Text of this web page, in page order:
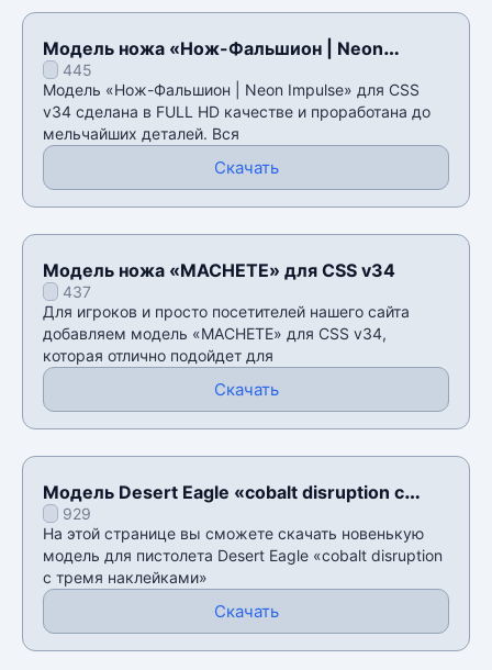
Модель ножа «Нож-Фальшион | Neon
Impulse» для CSS v34
445
Модель «Нож-Фальшион | Neon Impulse» для CSS
v34 сделана в FULL HD качестве и проработана до
мельчайших деталей. Вся
Скачать
Модель ножа «MACHETE» для CSS v34
437
Для игроков и просто посетителей нашего сайта
добавляем модель «MACHETE» для CSS v34,
которая отлично подойдет для
Скачать
Модель Desert Eagle «cobalt disruption с
тремя наклейками» для CSS v34
929
На этой странице вы сможете скачать новенькую
модель для пистолета Desert Eagle «cobalt disruption
с тремя наклейками»
Скачать